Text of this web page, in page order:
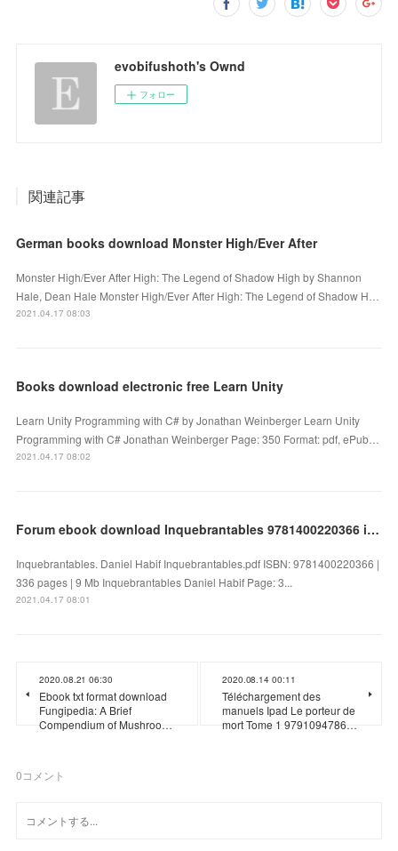
evobifushoth's Ownd
フォロー
関連記事
German books download Monster High/Ever After
Monster High/Ever After High: The Legend of Shadow High by Shannon
Hale, Dean Hale Monster High/Ever After High: The Legend of Shadow H…
2021.04.17 08:03
Books download electronic free Learn Unity
Learn Unity Programming with C# by Jonathan Weinberger Learn Unity
Programming with C# Jonathan Weinberger Page: 350 Format: pdf, ePub…
2021.04.17 08:02
Forum ebook download Inquebrantables 9781400220366 in English by Daniel Habif
Inquebrantables. Daniel Habif Inquebrantables.pdf ISBN: 9781400220366 |
336 pages | 9 Mb Inquebrantables Daniel Habif Page: 3...
2021.04.17 08:01
2020.08.21 06:30
Ebook txt format download
Fungipedia: A Brief
Compendium of Mushroo…
2020.08.14 00:11
Téléchargement des
manuels Ipad Le porteur de
mort Tome 1 9791094786…
0コメント